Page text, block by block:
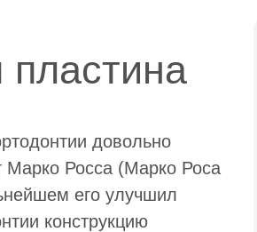
довольно
Марко Росса (Марко Роса
его улучшил
конструкцию